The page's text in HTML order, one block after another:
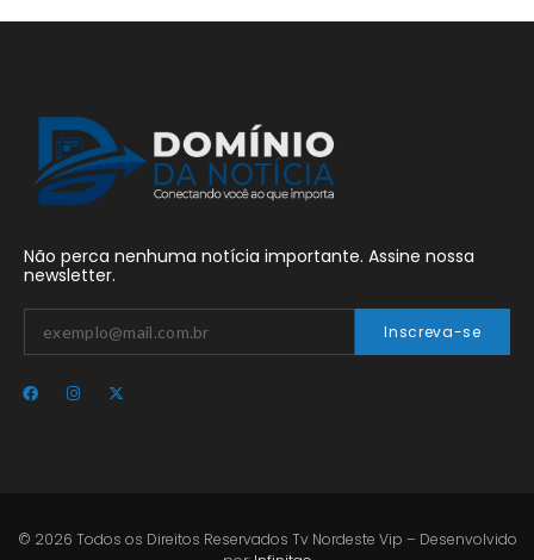
Não perca nenhuma notícia importante. Assine nossa
newsletter.
Inscreva-se
© 2026 Todos os Direitos Reservados Tv Nordeste Vip – Desenvolvido